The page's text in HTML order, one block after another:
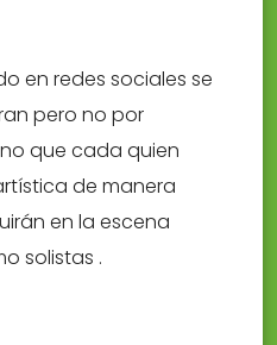
en redes sociales se
pero no por
que cada quien
de manera
en la escena
solistas .